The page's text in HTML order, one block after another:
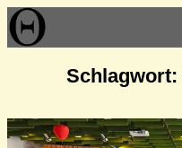
Zum
Inhalt
Schlagwort: